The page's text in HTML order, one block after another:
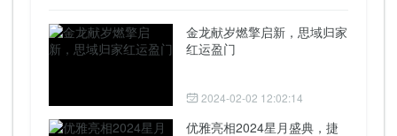
金龙献岁燃擎启新，思域归家
红运盈门
2024-02-02 12:02:14
优雅亮相2024星月盛典，捷